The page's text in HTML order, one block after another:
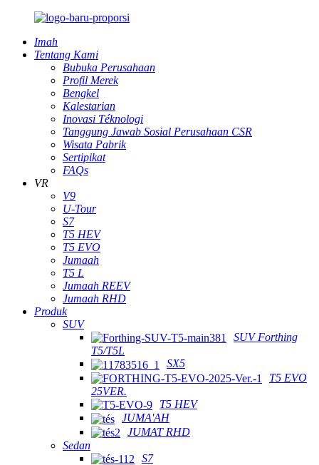
Imah
Tentang Kami
Bubuka Perusahaan
Profil Merek
Bengkel
Kalestarian
Inovasi Téknologi
Tanggung Jawab Sosial Perusahaan CSR
Wisata Pabrik
Sertipikat
FAQs
VR
V9
U-Tour
S7
T5 HEV
T5 EVO
Jumaah
T5 L
Jumaah REEV
Jumaah RHD
Produk
SUV
SUV Forthing
T5/T5L
SX5
T5 EVO
25VER.
T5 HEV
JUMA'AH
JUMAT RHD
Sedan
S7